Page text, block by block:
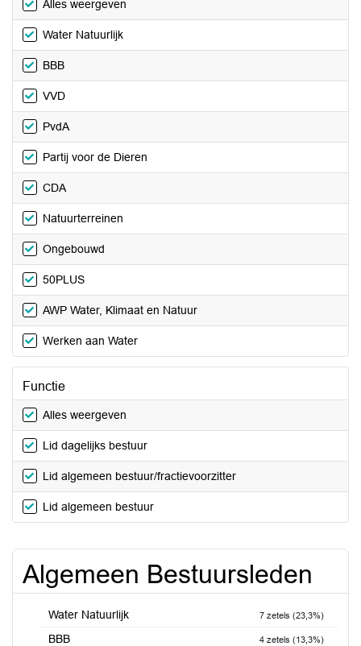
Alles weergeven
Water Natuurlijk
BBB
VVD
PvdA
Partij voor de Dieren
CDA
Natuurterreinen
Ongebouwd
50PLUS
AWP Water, Klimaat en Natuur
Werken aan Water
Functie
Alles weergeven
Lid dagelijks bestuur
Lid algemeen bestuur/fractievoorzitter
Lid algemeen bestuur
Algemeen Bestuursleden
Water Natuurlijk 7 zetels (23,3%)
BBB 4 zetels (13,3%)